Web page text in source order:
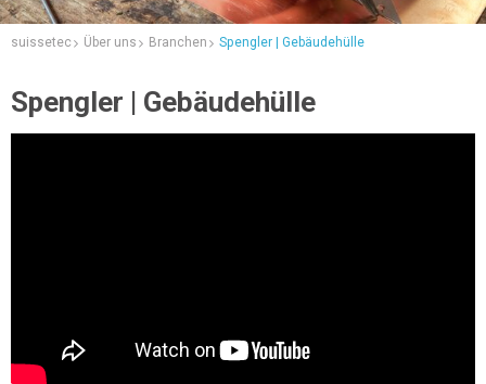
suissetec Über uns Branchen Spengler | Gebäudehülle
Spengler | Gebäudehülle